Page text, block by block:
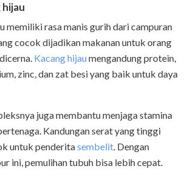
hijau
memiliki rasa manis gurih dari campuran
cocok dijadikan makanan untuk orang
Kacang hijaumengandung protein,
zinc, dan zat besi yang baik untuk daya
juga membantu menjaga stamina
Kandungan serat yang tinggi
untuk penderitasembelit. Dengan
ini, pemulihan tubuh bisa lebih cepat.